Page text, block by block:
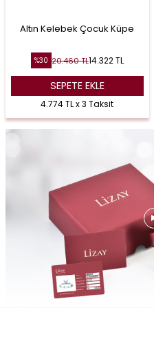
Altın Kelebek Çocuk Küpe
%30 20.460TL14.322TL
SEPETE EKLE
4.774 TL x 3 Taksit